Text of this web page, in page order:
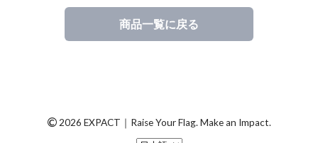
商品一覧に戻る
© 2026 EXPACT｜Raise Your Flag. Make an Impact.